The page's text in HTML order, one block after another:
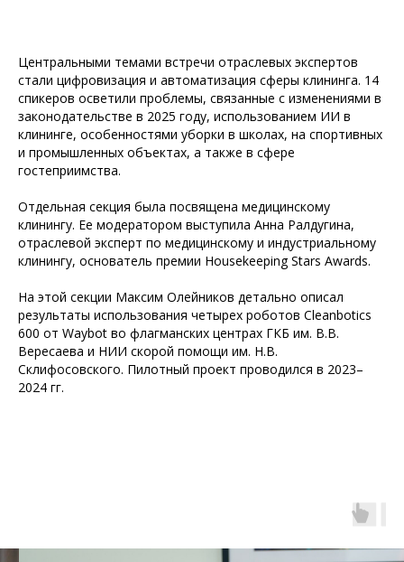
Центральными темами встречи отраслевых экспертов
стали цифровизация и автоматизация сферы клининга. 14
спикеров осветили проблемы, связанные с изменениями в
законодательстве в 2025 году, использованием ИИ в
клининге, особенностями уборки в школах, на спортивных
и промышленных объектах, а также в сфере
гостеприимства.
Отдельная секция была посвящена медицинскому
клинингу. Ее модератором выступила Анна Ралдугина,
отраслевой эксперт по медицинскому и индустриальному
клинингу, основатель премии Housekeeping Stars Awards.
На этой секции Максим Олейников детально описал
результаты использования четырех роботов Cleanbotics
600 от Waybot во флагманских центрах ГКБ им. В.В.
Вересаева и НИИ скорой помощи им. Н.В.
Склифосовского. Пилотный проект проводился в 2023–
2024 гг.